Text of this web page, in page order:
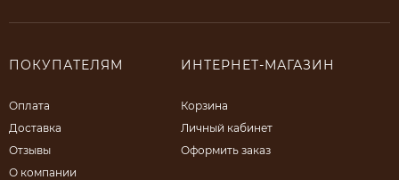
ПОКУПАТЕЛЯМ
Оплата
Доставка
Отзывы
О компании
ИНТЕРНЕТ-МАГАЗИН
Корзина
Личный кабинет
Оформить заказ